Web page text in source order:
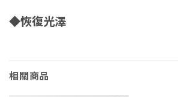
◆恢復光澤
相關商品